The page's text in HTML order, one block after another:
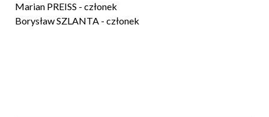
Marian PREISS - członek
Borysław SZLANTA - członek